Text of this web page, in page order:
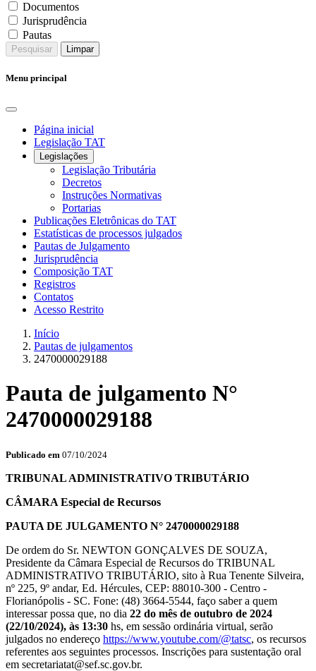
Documentos
Jurisprudência
Pautas
Pesquisar Limpar
Menu principal
Página inicial
Legislação TAT
Legislações
Legislação Tributária
Decretos
Instruções Normativas
Portarias
Publicações Eletrônicas do TAT
Estatísticas de processos julgados
Pautas de Julgamento
Jurisprudência
Composição TAT
Registros
Contatos
Acesso Restrito
Início
Pautas de julgamentos
2470000029188
Pauta de julgamento N°
2470000029188
Publicado em 07/10/2024
TRIBUNAL ADMINISTRATIVO TRIBUTÁRIO
CÂMARA Especial de Recursos
PAUTA DE JULGAMENTO N° 2470000029188
De ordem do Sr. NEWTON GONÇALVES DE SOUZA,
Presidente da Câmara Especial de Recursos do TRIBUNAL
ADMINISTRATIVO TRIBUTÁRIO, sito à Rua Tenente Silveira,
nº 225, 9º andar, Ed. Hércules, CEP: 88010-300 - Centro -
Florianópolis - SC. Fone: (48) 3664-5544, faço saber a quem
interessar possa que, no dia 22 do mês de outubro de 2024
(22/10/2024), às 13:30 hs, em sessão ordinária virtual, serão
julgados no endereço https://www.youtube.com/@tatsc, os recursos
referentes aos seguintes processos. Inscrições para sustentação oral
em secretariatat@sef.sc.gov.br.